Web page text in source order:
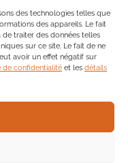
des technologies telles que
des appareils. Le fait
traiter des données telles
sur ce site. Le fait de ne
avoir un effet négatif sur
de confidentialité et les détails
chaque membre
d’une
à naviguer
tumultueuses
donc ce
où chaque
contribue à notre
de bien-être au
dans